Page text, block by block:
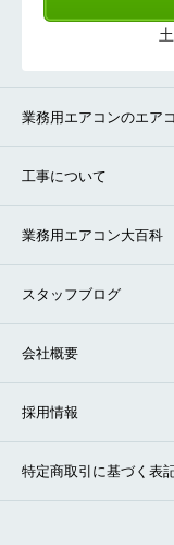
業務用エアコンのエア
工事について
業務用エアコン大百科
スタッフブログ
会社概要
採用情報
特定商取引に基づく表